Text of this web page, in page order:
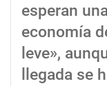
esperan
economía
leve»,
llegada se